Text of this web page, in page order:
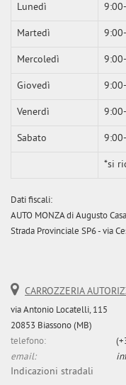
Lunedì
Martedì
Mercoledì
Giovedì
Venerdì
Sabato
*si
Dati fiscali:
AUTO MONZA di Augusto
Strada Provinciale SP6 - via
CARROZZERIA
via Antonio Locatelli, 115
20853 Biassono (MB)
telefono:
email:
Indicazioni stradali